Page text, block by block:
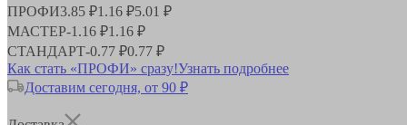
ПРОФИ3.85 ₽1.16 ₽5.01 ₽
МАСТЕР-1.16 ₽1.16 ₽
СТАНДАРТ-0.77 ₽0.77 ₽
Как стать «ПРОФИ» сразу!Узнать подробнее
Доставим сегодня, от 90 ₽